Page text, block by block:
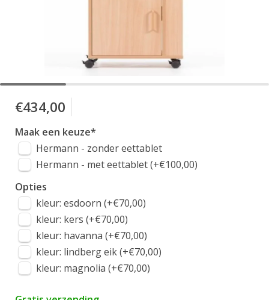
€434,00
Maak een keuze*
Hermann - zonder eettablet
Hermann - met eettablet (+€100,00)
Opties
kleur: esdoorn (+€70,00)
kleur: kers (+€70,00)
kleur: havanna (+€70,00)
kleur: lindberg eik (+€70,00)
kleur: magnolia (+€70,00)